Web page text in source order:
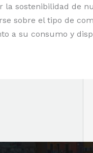
sostenibilidad de
sobre el tipo de
a su consumo y